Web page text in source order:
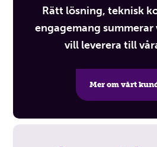
Rätt lösning, teknisk
engagemang summerar
vill leverera till
Mer om vårt